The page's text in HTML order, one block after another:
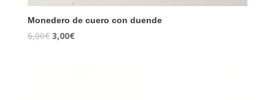
Monedero de cuero con duende
6,00€ 3,00€